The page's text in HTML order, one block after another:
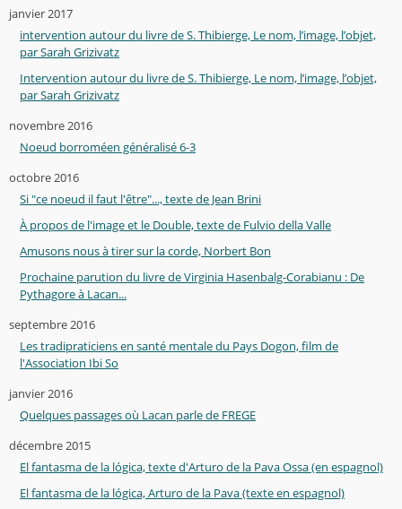
janvier 2017
intervention autour du livre de S. Thibierge, Le nom, l’image, l’objet,
par Sarah Grizivatz
Intervention autour du livre de S. Thibierge, Le nom, l’image, l’objet,
par Sarah Grizivatz
novembre 2016
Noeud borroméen généralisé 6-3
octobre 2016
Si "ce noeud il faut l'être"..., texte de Jean Brini
À propos de l'image et le Double, texte de Fulvio della Valle
Amusons nous à tirer sur la corde, Norbert Bon
Prochaine parution du livre de Virginia Hasenbalg-Corabianu : De
Pythagore à Lacan...
septembre 2016
Les tradipraticiens en santé mentale du Pays Dogon, film de
l'Association Ibi So
janvier 2016
Quelques passages où Lacan parle de FREGE
décembre 2015
El fantasma de la lógica, texte d'Arturo de la Pava Ossa (en espagnol)
El fantasma de la lógica, Arturo de la Pava (texte en espagnol)